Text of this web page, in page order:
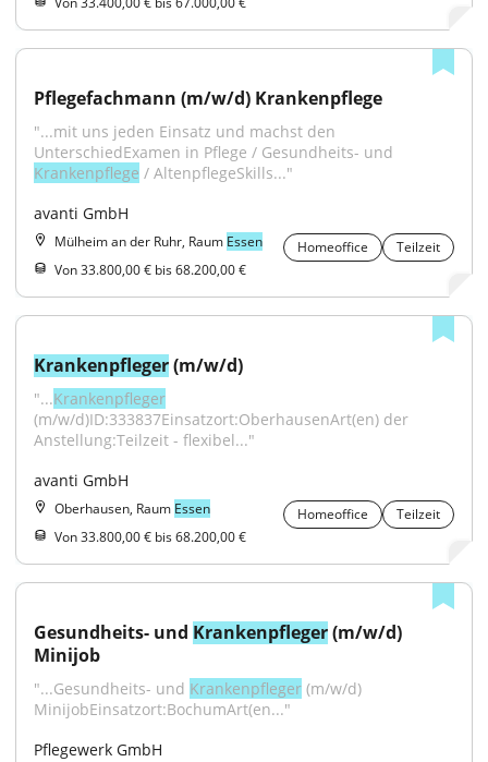
Pflegefachmann (m/w/d) Krankenpflege
"...mit uns jeden Einsatz und machst den
Krankenpflege / AltenpflegeSkills..."
avanti GmbH
Mülheim an der Ruhr, Raum Essen Homeoffice
Teilzeit
Von 33.800,00 € bis 68.200,00 €
Krankenpfleger (m/w/d)
"...Krankenpfleger
(m/w/d)ID:333837Einsatzort:OberhausenArt(en) der
Anstellung:Teilzeit - flexibel..."
avanti GmbH
Oberhausen, Raum Essen Homeoffice
Teilzeit
Von 33.800,00 € bis 68.200,00 €
Gesundheits- und Krankenpfleger (m/w/d)
Minijob
"...Gesundheits- und Krankenpfleger (m/w/d)
MinijobEinsatzort:BochumArt(en..."
Pflegewerk GmbH